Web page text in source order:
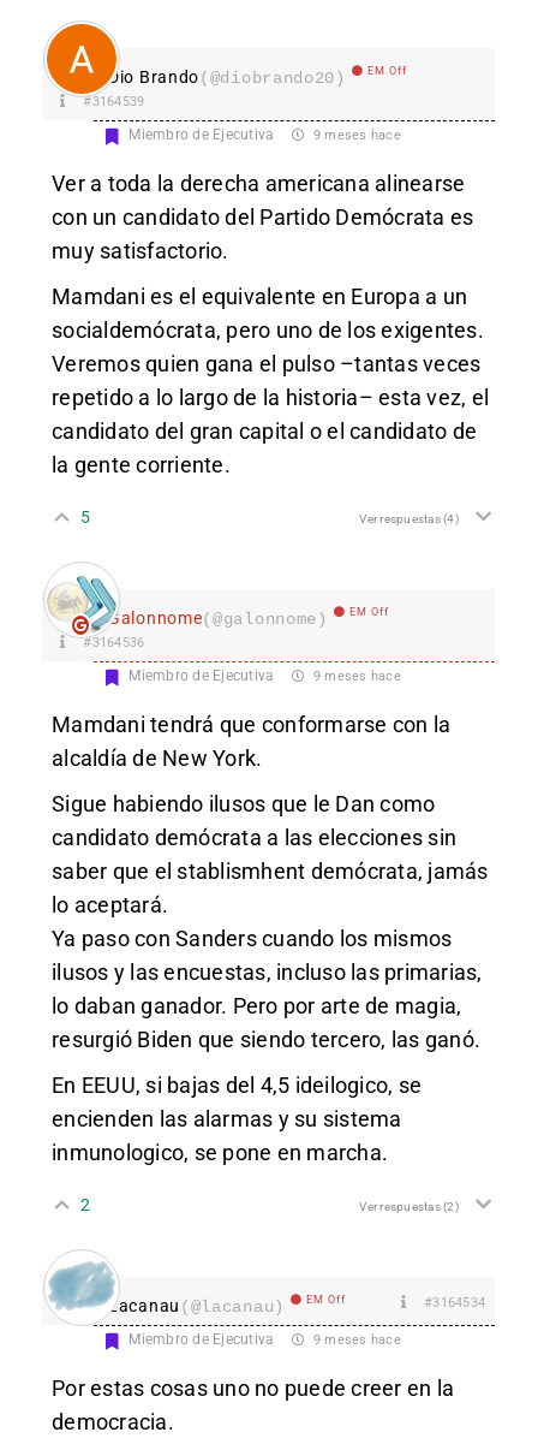
Dio Brando(@diobrando20) EM Off
#3164539
Miembro de Ejecutiva 9 meses hace
Ver a toda la derecha americana alinearse
con un candidato del Partido Demócrata es
muy satisfactorio.
Mamdani es el equivalente en Europa a un
socialdemócrata, pero uno de los exigentes.
Veremos quien gana el pulso –tantas veces
repetido a lo largo de la historia– esta vez, el
candidato del gran capital o el candidato de
la gente corriente.
5 Ver respuestas(4)
Galonnome(@galonnome) EM Off
#3164536
Miembro de Ejecutiva 9 meses hace
Mamdani tendrá que conformarse con la
alcaldía de New York.
Sigue habiendo ilusos que le Dan como
candidato demócrata a las elecciones sin
saber que el stablismhent demócrata, jamás
lo aceptará.
Ya paso con Sanders cuando los mismos
ilusos y las encuestas, incluso las primarias,
lo daban ganador. Pero por arte de magia,
resurgió Biden que siendo tercero, las ganó.
En EEUU, si bajas del 4,5 ideilogico, se
encienden las alarmas y su sistema
inmunologico, se pone en marcha.
2 Ver respuestas(2)
Lacanau (@lacanau) EM Off #3164534
Miembro de Ejecutiva 9 meses hace
Por estas cosas uno no puede creer en la
democracia.